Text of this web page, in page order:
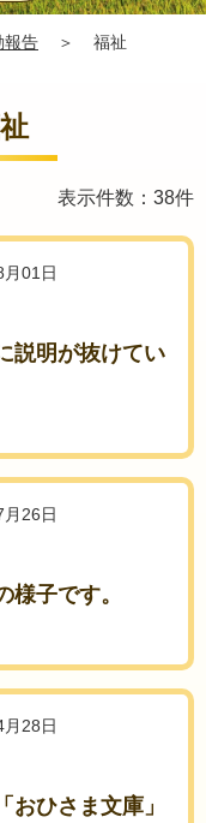
報告 ＞ 福祉
表示件数：38件
01日
説明が抜けてい
26日
様子です。
28日
おひさま文庫」